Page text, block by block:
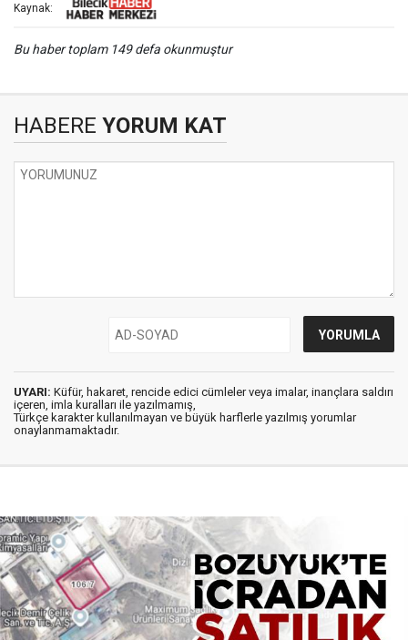
Kaynak:
Bu haber toplam 149 defa okunmuştur
HABERE YORUM KAT
UYARI: Küfür, hakaret, rencide edici cümleler veya imalar, inançlara saldırı
içeren, imla kuralları ile yazılmamış,
Türkçe karakter kullanılmayan ve büyük harflerle yazılmış yorumlar
onaylanmamaktadır.